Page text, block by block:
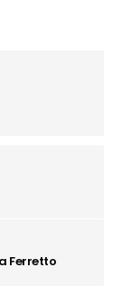
Ferretto